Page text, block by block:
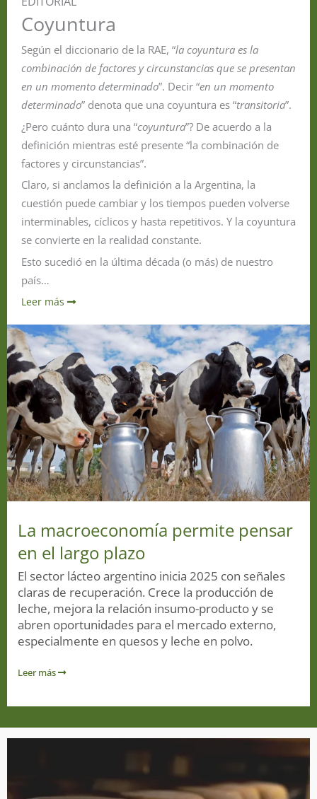
Coyuntura
Según el diccionario de la RAE, “la coyuntura es la
combinación de factores y circunstancias que se presentan
en un momento determinado”. Decir “en un momento
determinado” denota que una coyuntura es “transitoria”.
¿Pero cuánto dura una “coyuntura”? De acuerdo a la
definición mientras esté presente “la combinación de
factores y circunstancias”.
Claro, si anclamos la definición a la Argentina, la
cuestión puede cambiar y los tiempos pueden volverse
interminables, cíclicos y hasta repetitivos. Y la coyuntura
se convierte en la realidad constante.
Esto sucedió en la última década (o más) de nuestro
país…
Leer más
La macroeconomía permite pensar
en el largo plazo
El sector lácteo argentino inicia 2025 con señales
claras de recuperación. Crece la producción de
leche, mejora la relación insumo-producto y se
abren oportunidades para el mercado externo,
especialmente en quesos y leche en polvo.
Leer más